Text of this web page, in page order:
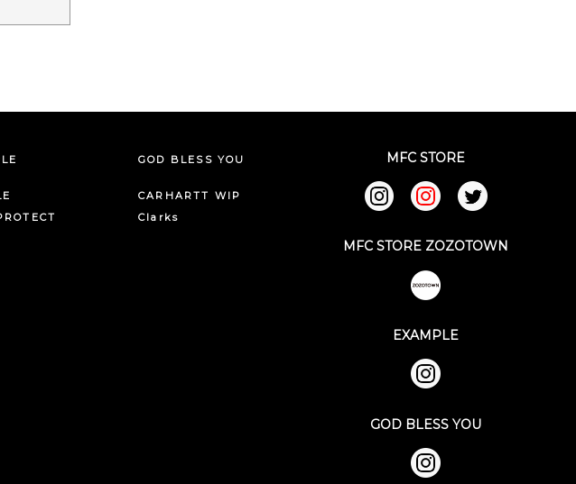
GOD BLESS YOU
CARHARTT WIP
Clarks
MFC STORE
MFC STORE ZOZOTOWN
EXAMPLE
GOD BLESS YOU